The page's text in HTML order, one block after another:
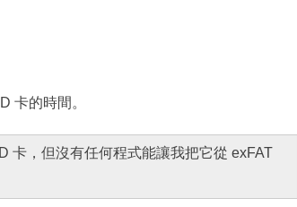
卡的時間。
卡，但沒有任何程式能讓我把它從 exFAT